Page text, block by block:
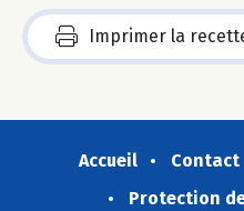
Imprimer la
Accueil Contact
Protection